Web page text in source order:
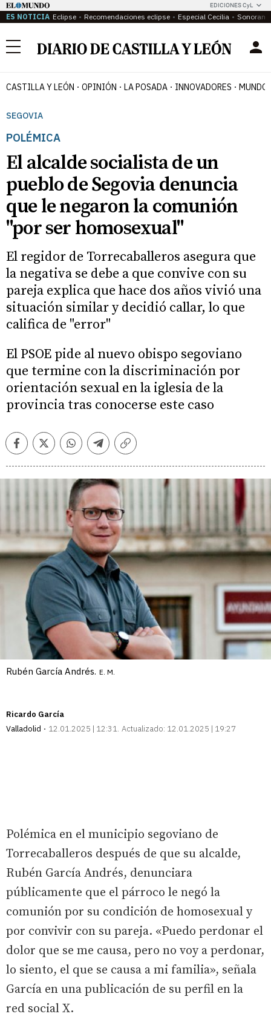
EDICIONES CyL
ES NOTICIA Eclipse Recomendaciones eclipse Especial Cecilia
Menú
CASTILLA Y LEÓN OPINIÓN LA POSADA INNOVADORES MUNDO
SEGOVIA
POLÉMICA
El alcalde socialista de un
pueblo de Segovia denuncia
que le negaron la comunión
"por ser homosexual"
El regidor de Torrecaballeros asegura que
la negativa se debe a que convive con su
pareja explica que hace dos años vivió una
situación similar y decidió callar, lo que
califica de "error"
El PSOE pide al nuevo obispo segoviano
que termine con la discriminación por
orientación sexual en la iglesia de la
provincia tras conocerse este caso
FacebookTwitterWhatsappTelegramCopiar
Rubén García Andrés. E. M.
Ricardo García
Valladolid
12.01.2025 | 12:31 Actualizado: 12.01.2025 | 19:27
Polémica en el municipio segoviano de
Torrecaballeros después de que su alcalde,
Rubén García Andrés, denunciara
públicamente que el párroco le negó la
comunión por su condición de homosexual y
por convivir con su pareja. «Puedo perdonar el
dolor que se me causa, pero no voy a perdonar,
lo siento, el que se causa a mi familia», señala
García en una publicación de su perfil en la
red social X.